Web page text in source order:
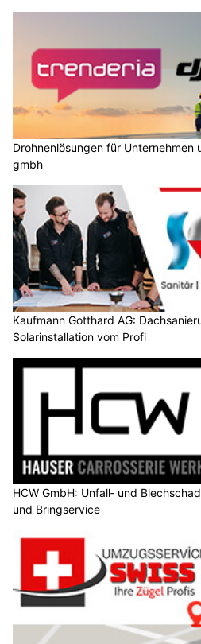
Drohnenlösungen für Unternehmen
gmbh
Kaufmann Gotthard AG:
Solarinstallation vom Profi
HCW GmbH: Unfall‑ und
und Bringservice